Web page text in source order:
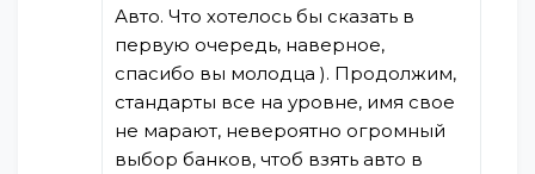
Авто. Что хотелось бы сказать в
первую очередь, наверное,
спасибо вы молодца ). Продолжим,
стандарты все на уровне, имя свое
не марают, невероятно огромный
выбор банков, чтоб взять авто в